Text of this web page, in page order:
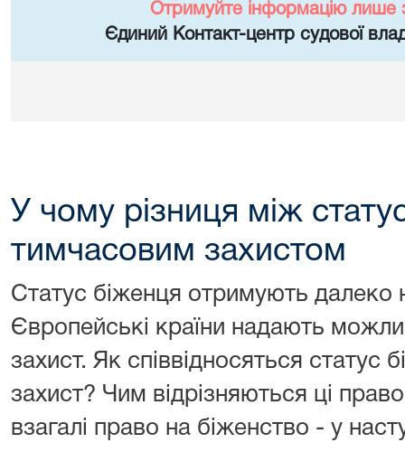
Отримуйте інформацію лише
Єдиний Контакт-центр судової
У чому різниця між
тимчасовим захистом
Статус біженця отримують далеко
Європейські країни надають
захист. Як співвідносяться статус
захист? Чим відрізняються ці
взагалі право на біженство - у